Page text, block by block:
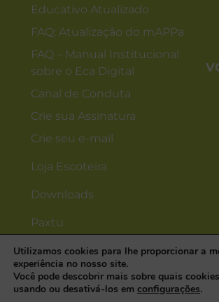
Educativo Atualizado
FAQ: Atualização do mAPPa
FAQ – Manual Institucional
sobre o Eca Digital
Canal de Conduta
Crie sua Assinatura
Crie seu e-mail
Loja Escoteira
Downloads
Paxtu
Utilizamos cookies para lhe proporcionar a
experiência no nosso site.
Você pode descobrir mais sobre quais
usando ou desativá-los em configurações.